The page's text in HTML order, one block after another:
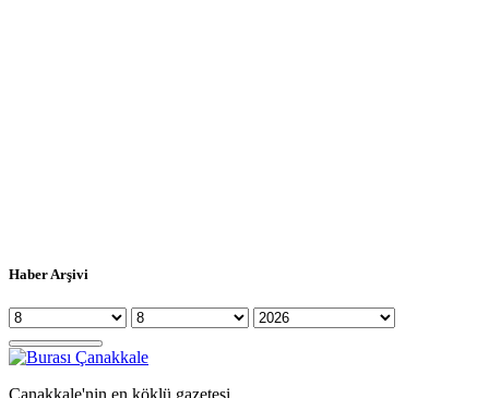
Haber Arşivi